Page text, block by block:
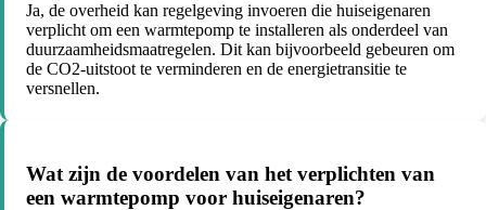
Ja, de overheid kan regelgeving invoeren die huiseigenaren
verplicht om een warmtepomp te installeren als onderdeel van
duurzaamheidsmaatregelen. Dit kan bijvoorbeeld gebeuren om
de CO2-uitstoot te verminderen en de energietransitie te
versnellen.
Wat zijn de voordelen van het verplichten van
een warmtepomp voor huiseigenaren?